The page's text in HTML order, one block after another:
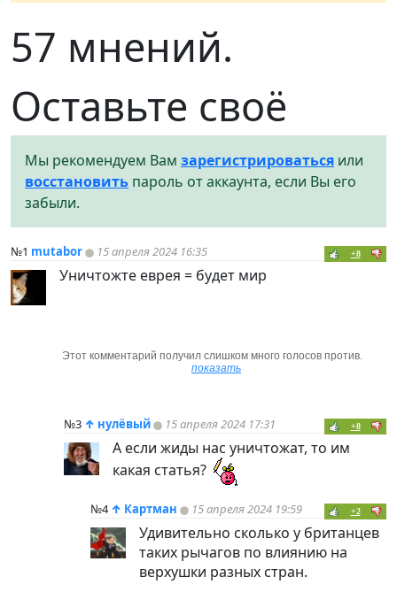
57 мнений.
Оставьте своё
Мы рекомендуем Вам зарегистрироваться или
восстановить пароль от аккаунта, если Вы его
забыли.
№1 mutabor 15 апреля 2024 16:35 +8
Уничтожте еврея = будет мир
Этот комментарий получил слишком много голосов против.
показать
№3 ↑ нулёвый 15 апреля 2024 17:31 +8
А если жиды нас уничтожат, то им
какая статья?
№4 ↑ Картман 15 апреля 2024 19:59 +2
Удивительно сколько у британцев
таких рычагов по влиянию на
верхушки разных стран.